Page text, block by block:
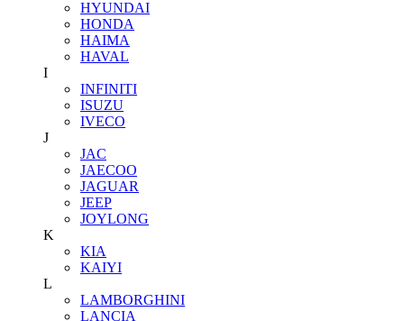
HYUNDAI
HONDA
HAIMA
HAVAL
I
INFINITI
ISUZU
IVECO
J
JAC
JAECOO
JAGUAR
JEEP
JOYLONG
K
KIA
KAIYI
L
LAMBORGHINI
LANCIA